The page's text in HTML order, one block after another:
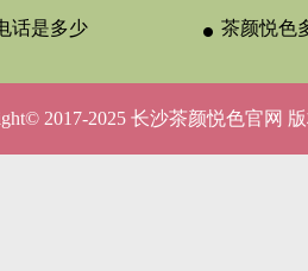
晚吗？
话是多少 茶颜悦色
2017-2025 长沙茶颜悦色官网